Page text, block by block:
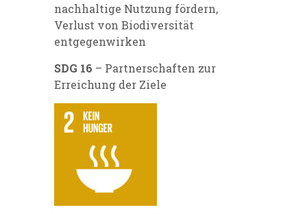
nachhaltige Nutzung fördern,
Verlust von Biodiversität
entgegenwirken
SDG 16 – Partnerschaften zur
Erreichung der Ziele